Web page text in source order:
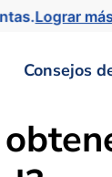
Lograr
Consejos